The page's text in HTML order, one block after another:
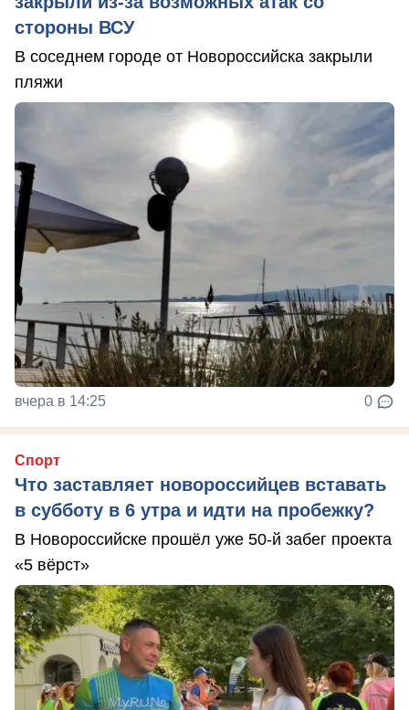
стороны ВСУ
В соседнем городе от Новороссийска закрыли
пляжи
вчера в 14:25 0
Спорт
Что заставляет новороссийцев вставать
в субботу в 6 утра и идти на пробежку?
В Новороссийске прошёл уже 50-й забег проекта
«5 вёрст»